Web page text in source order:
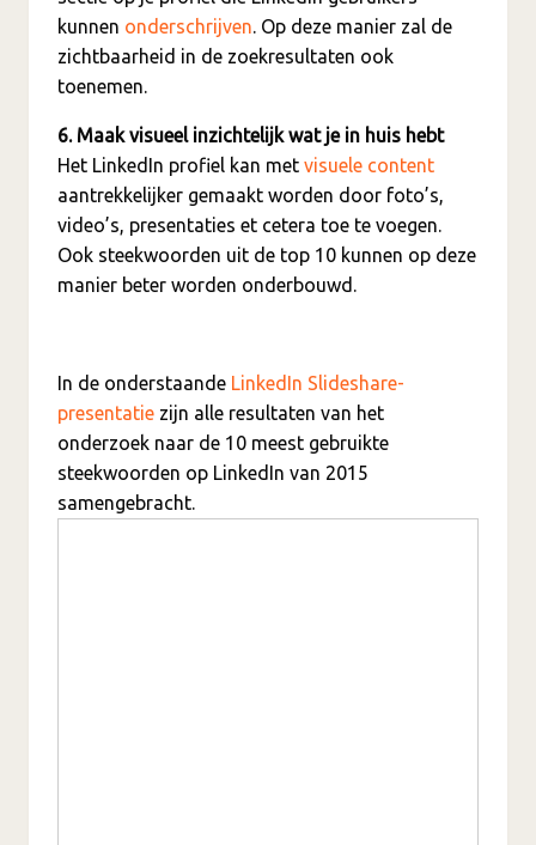
kunnen onderschrijven. Op deze manier zal de
zichtbaarheid in de zoekresultaten ook
toenemen.
6. Maak visueel inzichtelijk wat je in huis hebt
Het LinkedIn profiel kan met visuele content
aantrekkelijker gemaakt worden door foto’s,
video’s, presentaties et cetera toe te voegen.
Ook steekwoorden uit de top 10 kunnen op deze
manier beter worden onderbouwd.
In de onderstaande LinkedIn Slideshare-
presentatie zijn alle resultaten van het
onderzoek naar de 10 meest gebruikte
steekwoorden op LinkedIn van 2015
samengebracht.